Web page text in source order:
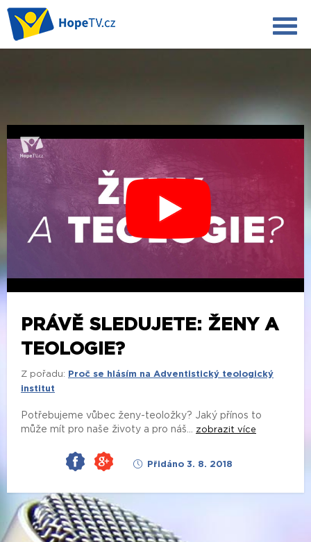
PRÁVĚ SLEDUJETE: ŽENY A
TEOLOGIE?
Z pořadu:
Proč se hlásím na Adventistický teologický
institut
Potřebujeme vůbec ženy-teoložky? Jaký přínos to
může mít pro naše životy a pro náš...
zobrazit více
Přidáno 3. 8. 2018